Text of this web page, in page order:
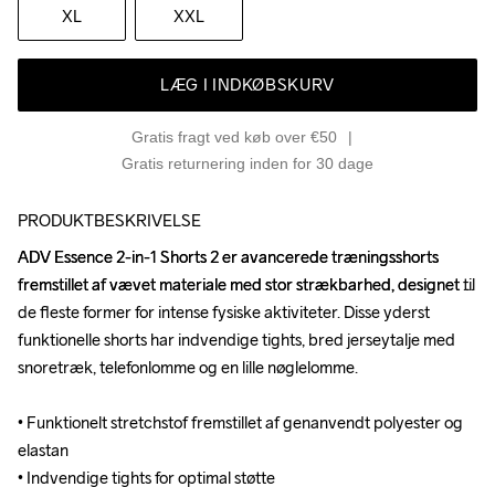
XL XXL
LÆG I INDKØBSKURV
Gratis fragt ved køb over €50
Gratis returnering inden for 30 dage
PRODUKTBESKRIVELSE
ADV Essence 2-in-1 Shorts 2 er avancerede træningsshorts
fremstillet af vævet materiale med stor strækbarhed, designet til
de fleste former for intense fysiske aktiviteter. Disse yderst
funktionelle shorts har indvendige tights, bred jerseytalje med
snoretræk, telefonlomme og en lille nøglelomme.
• Funktionelt stretchstof fremstillet af genanvendt polyester og
elastan
• Indvendige tights for optimal støtte
ADV Essence 2-in-1 Shorts 2 er avancerede træningsshorts
fremstillet af vævet materiale med stor strækbarhed, designet til
de fleste former for intense fysiske aktiviteter. Disse yderst
funktionelle shorts har indvendige tights, bred jerseytalje med
snoretræk, telefonlomme og en lille nøglelomme.
• Funktionelt stretchstof fremstillet af genanvendt polyester og
elastan
• Indvendige tights for optimal støtte